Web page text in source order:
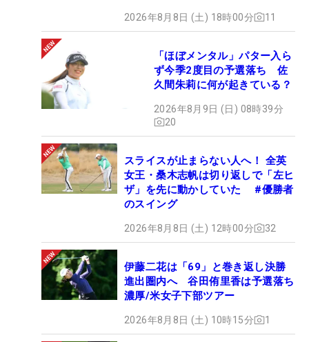
（イングランド）と戦う。2026年8月8日 (土) 18時00分 11
「ほぼメンタル」パター入ら
ず今季2度目の予選落ち 佐
久間朱莉に何が起きている？
2026年8月9日 (日) 08時39分
20
スライスが止まらない人へ！ 全英
女王・桑木志帆は切り返しで「左ヒ
ザ」を先に動かしていた #優勝者
のスイング
2026年8月8日 (土) 12時00分 32
伊藤二花は「69」と巻き返し決勝
進出圏内へ 谷田侑里香は予選落ち
濃厚/米女子下部ツアー
2026年8月8日 (土) 10時15分 1